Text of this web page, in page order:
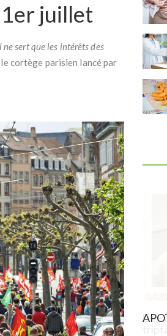
1er juillet
ne sert que les intérêts des
cortège parisien lancé par
qui devient résistante aux